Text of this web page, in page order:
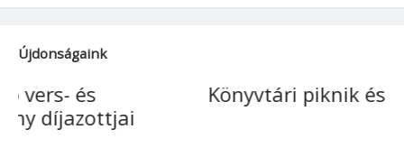
Újdonságaink
Könyvtári piknik és majális